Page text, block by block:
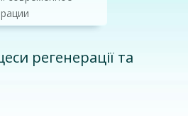
регенерації та